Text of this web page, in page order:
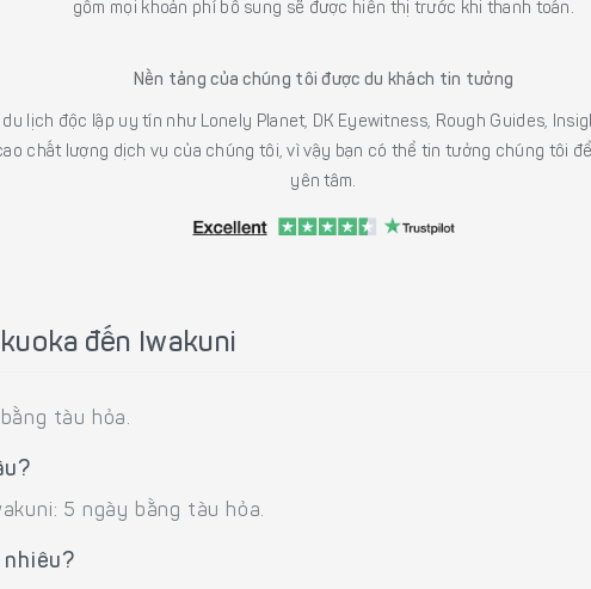
gồm mọi khoản phí bổ sung sẽ được hiển thị trước khi thanh toán.
Nền tảng của chúng tôi được du khách tin tưởng
lịch độc lập uy tín như Lonely Planet, DK Eyewitness, Rough Guides,
chất lượng dịch vụ của chúng tôi, vì vậy bạn có thể tin tưởng chúng tôi
yên tâm.
đến Iwakuni
tàu hỏa.
5 ngày bằng tàu hỏa.
nhiêu?